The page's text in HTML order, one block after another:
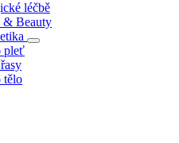
léčbě
& Beauty
pleť
tělo